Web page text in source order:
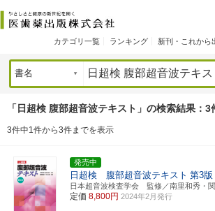
カテゴリ一覧 ランキング 新刊・これから
「日超検 腹部超音波テキスト」の検索結果：3
3件中1件から3件までを表示
発売中
日超検 腹部超音波テキスト 第3版
日本超音波検査学会 監修／南里和秀・
定価 8,800円 2024年2月発行